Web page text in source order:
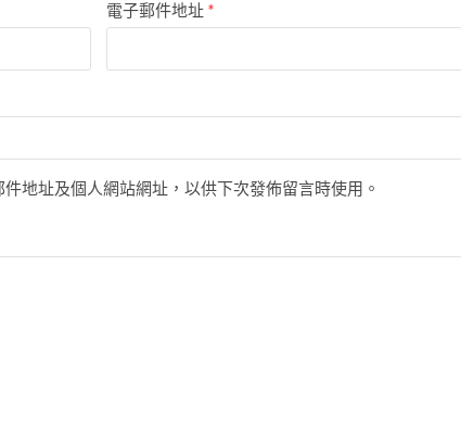
電子郵件地址 *
地址及個人網站網址，以供下次發佈留言時使用。